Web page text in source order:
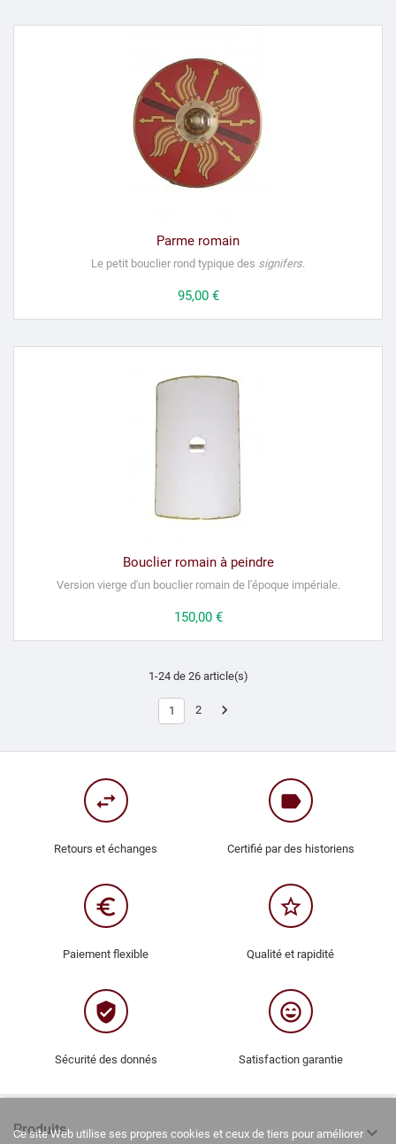
Parme romain
Le petit bouclier rond typique des signifers.
Prix
95,00 €
Bouclier romain à peindre
Version vierge d'un bouclier romain de l'époque impériale.
Prix
150,00 €
1-24 de 26 article(s)
1 2 
swap_horiz
Retours et échanges
label
Certifié par des historiens
euro_symbol
Paiement flexible
star_border
Qualité et rapidité
verified_user
Sécurité des donnés
sentiment_very_satisfied
Satisfaction garantie
Produits 
Ce site Web utilise ses propres cookies et ceux de tiers pour améliorer